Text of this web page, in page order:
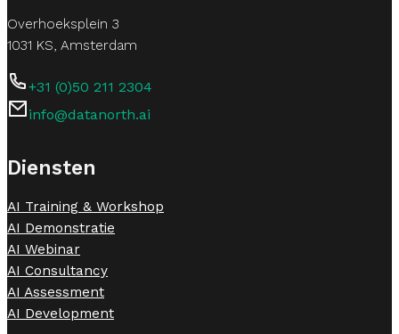
Overhoeksplein 3
1031 KS, Amsterdam
+31 (0)50 211 2304
info@datanorth.ai
Diensten
AI Training & Workshop
AI Demonstratie
AI Webinar
AI Consultancy
AI Assessment
AI Development